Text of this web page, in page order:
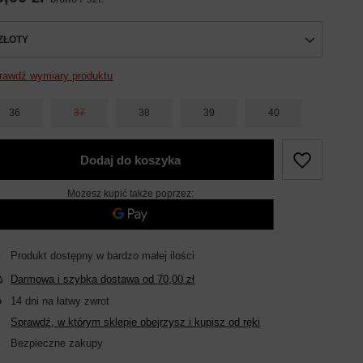
wymiary produktu
36 37 38 39 40
Dodaj do koszyka
Możesz kupić także poprzez:
Produkt dostępny w bardzo małej ilości
Darmowa i szybka dostawa od70,00 zł
14 dni na łatwy zwrot
Sprawdź, w którym sklepie obejrzysz i kupisz od ręki
Bezpieczne zakupy